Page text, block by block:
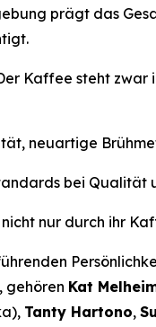
prägt das
Kaffee steht
neuartige
bei Qualität
nur durch ihr
gehören Kat
Tanty Hartono,